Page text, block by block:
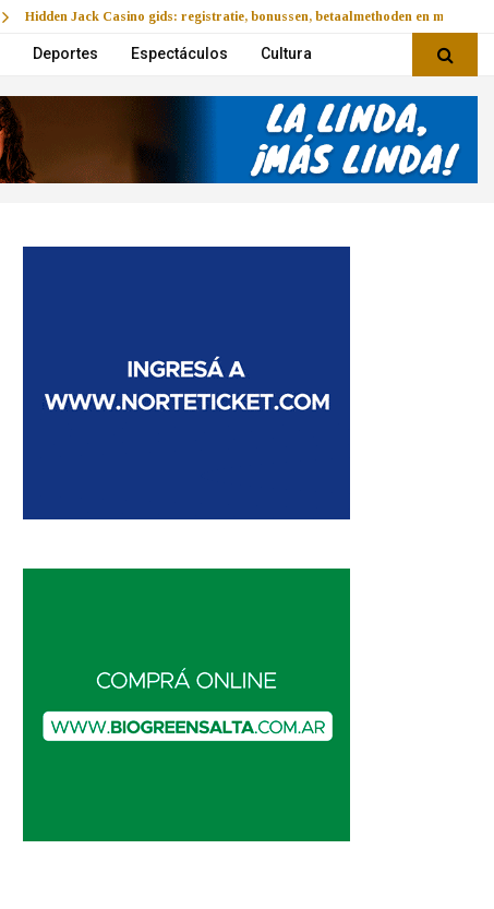
Hidden Jack Casino gids: registratie, bonussen, betaalmethoden en mobiel
Deportes Espectáculos Cultura